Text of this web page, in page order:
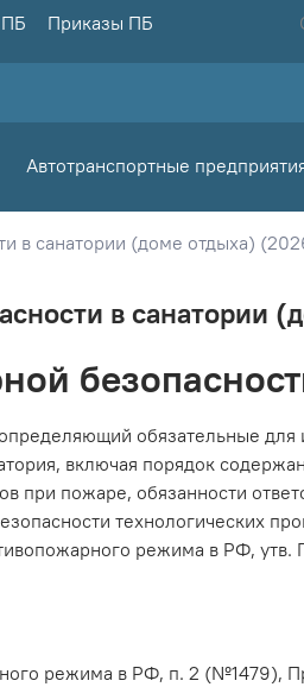
Приказы ПБ
Автотранспортные
в санатории (доме отдыха)
в санатории
обязательные для
включая порядок
при пожаре, обязанности
технологических
режима в РФ, утв.
режима в РФ, п. 2 (№1479),